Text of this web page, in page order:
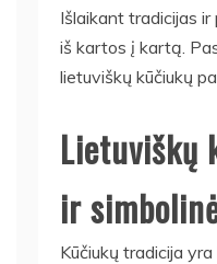
Išlaikant tradicijas
iš kartos į kartą.
lietuviškų kūčiukų
Lietuviškų
ir
Kūčiukų tradicija